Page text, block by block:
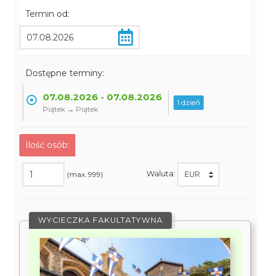
Termin od:
Dostępne terminy:
07.08.2026 - 07.08.2026
Piątek → Piątek
1 dzień
Ilość osób:
(max. 999) Waluta:
WYCIECZKA FAKULTATYWNA